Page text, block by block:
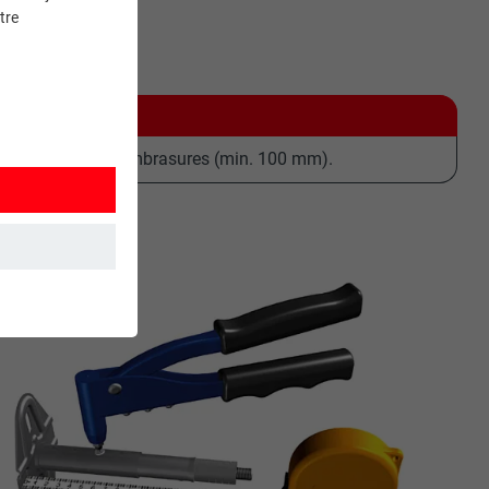
et aux embrasures (min. 100 mm).
le site